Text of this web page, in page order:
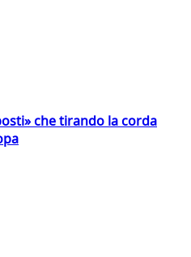
che tirando la corda